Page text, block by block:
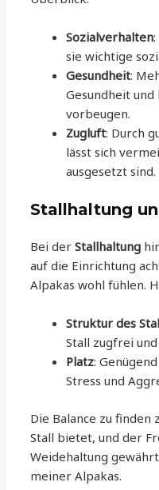
Sozialverhalten
sie wichtige
Gesundheit:
Gesundheit
vorbeugen.
Zugluft: Durch
lässt sich
ausgesetzt sind.
Stallhaltung
Bei derStallhaltung
auf die Einrichtung
Alpakas wohl fühlen.
Struktur des
Stall zugfrei
Platz:
Stress und
Die Balance zu finden
Stall bietet, und der
Weidehaltung
meiner Alpakas.